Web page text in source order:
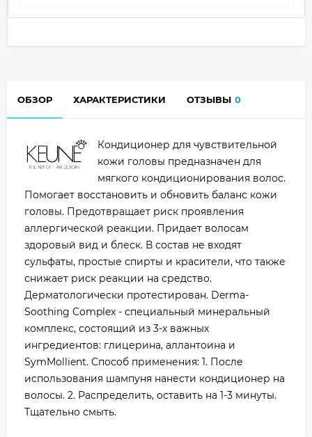
ОБЗОР ХАРАКТЕРИСТИКИ ОТЗЫВЫ 0
Кондиционер для чувствительной
кожи головы предназначен для
мягкого кондиционирования волос.
Помогает восстановить и обновить баланс кожи
головы. Предотвращает риск проявления
аллергической реакции. Придает волосам
здоровый вид и блеск. В состав не входят
сульфаты, простые спирты и красители, что также
снижает риск реакции на средство.
Дерматологически протестирован. Derma-
Soothing Complex - специальный минеральный
комплекс, состоящий из 3-х важных
ингредиентов: глицерина, аллантоина и
SymMollient. Способ применения: 1. После
использования шампуня нанести кондиционер на
волосы. 2. Распределить, оставить на 1-3 минуты.
Тщательно смыть.